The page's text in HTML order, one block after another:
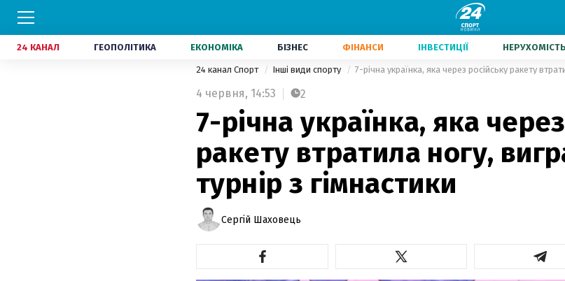
24 КАНАЛ ГЕОПОЛІТИКА ЕКОНОМІКА БІЗНЕС ФІНАНСИ ІНВЕСТИЦІЇ НЕРУХОМІСТЬ
24 канал Спорт Інші види спорту
4 червня, 14:53 2
7-річна українка, яка
ракету втратила ногу,
турнір з гімнастики
Сергій Шаховець